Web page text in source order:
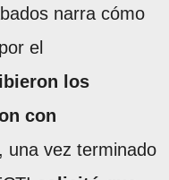
narra cómo
el
los
con
una vez terminado